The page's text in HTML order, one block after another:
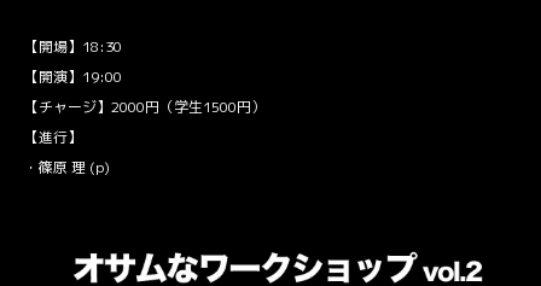
【開場】18:30
【開演】19:00
【チャージ】2000円（学生1500円）
【進行】
・篠原 理 (p)